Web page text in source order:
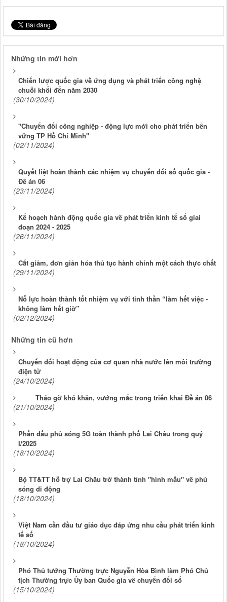
Những tin mới hơn
Chiến lược quốc gia về ứng dụng và phát triển công nghệ
chuỗi khối đến năm 2030
(30/10/2024)
"Chuyển đổi công nghiệp - động lực mới cho phát triển bền
vững TP Hồ Chí Minh"
(02/11/2024)
Quyết liệt hoàn thành các nhiệm vụ chuyển đổi số quốc gia -
Đề án 06
(23/11/2024)
Kế hoạch hành động quốc gia về phát triển kinh tế số giai
đoạn 2024 - 2025
(26/11/2024)
Cắt giảm, đơn giản hóa thủ tục hành chính một cách thực chất
(29/11/2024)
Nỗ lực hoàn thành tốt nhiệm vụ với tinh thần “làm hết việc -
không làm hết giờ”
(02/12/2024)
Những tin cũ hơn
Chuyển đổi hoạt động của cơ quan nhà nước lên môi trường
điện tử
(24/10/2024)
Tháo gỡ khó khăn, vướng mắc trong triển khai Đề án 06
(21/10/2024)
Phấn đấu phủ sóng 5G toàn thành phố Lai Châu trong quý
I/2025
(18/10/2024)
Bộ TT&TT hỗ trợ Lai Châu trở thành tỉnh "hình mẫu" về phủ
sóng di động
(18/10/2024)
Việt Nam cần đầu tư giáo dục đáp ứng nhu cầu phát triển kinh
tế số
(18/10/2024)
Phó Thủ tướng Thường trực Nguyễn Hòa Bình làm Phó Chủ
tịch Thường trực Ủy ban Quốc gia về chuyển đổi số
(15/10/2024)